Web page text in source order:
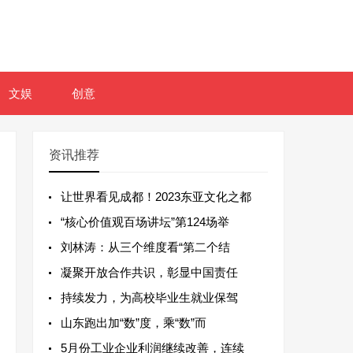
文娱 创意
资讯推荐
让世界看见成都！2023东亚文化之都
“核心价值观百场讲坛”第124场举
刘林涛：从三个维度看“第二个结
凝聚开放合作共识，彰显中国责任
持续发力，为高校毕业生就业保驾
山东跑出加“数”度，乘“数”而
5月份工业企业利润继续改善，连续